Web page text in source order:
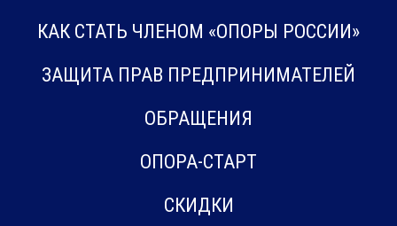
КАК СТАТЬ ЧЛЕНОМ «ОПОРЫ РОССИИ»
ЗАЩИТА ПРАВ ПРЕДПРИНИМАТЕЛЕЙ
ОБРАЩЕНИЯ
ОПОРА-СТАРТ
СКИДКИ